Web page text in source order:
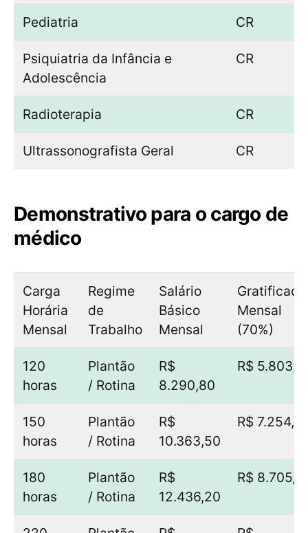
Pediatria CR
Psiquiatria da Infância e
Adolescência
CR
Radioterapia CR
Ultrassonografista Geral CR
Demonstrativo para o cargo de
médico
Carga
Horária
Mensal
Regime
de
Trabalho
Salário
Básico
Mensal
Mensal
(70%)
120
horas
Plantão
/ Rotina
R$
8.290,80
R$
150
horas
Plantão
/ Rotina
R$
10.363,50
R$
180
horas
Plantão
/ Rotina
R$
12.436,20
R$